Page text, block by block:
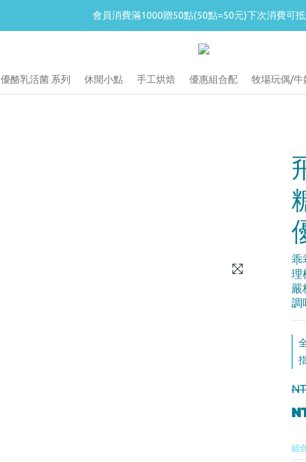
會員消費滿1000贈50點(50點=50元)下次消費可抵
會員消費滿1000贈50點(50點=50元)下次消費可抵
冷藏滿2000免運  常溫滿1200免運
不同溫層請分開下單
優酪乳活菌 系列 休閒小點 手工烘焙 優惠組合配 牧場玩偶/牛
乖
理
嚴
調
組